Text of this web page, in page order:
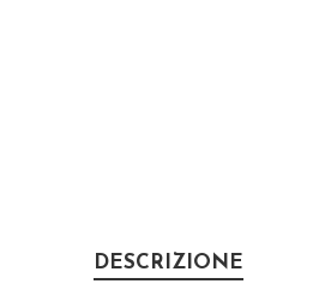
DESCRIZIONE